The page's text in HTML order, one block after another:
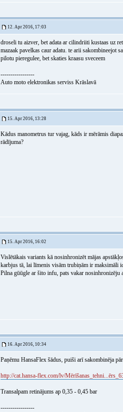
12. Apr 2016, 17:03
droseli tu aizver, bet adata ar cilindriiti kustaas uz
mazaak pavelkas caur adatu. te arii sakombineejot
pilotu pieregulee, bet skaties kraasu sveceem
-----------------
Auto moto elektronikas serviss Krāslavā
15. Apr 2016, 13:28
Kādus manometrus tur vajag, kāds ir mērāmis
rādījuma?
15. Apr 2016, 16:02
Vislētākais variants kā nosinhronizēt mājas
karbjus tā, lai līmenis visām trubiņām ir maksimāli
Pilna gūūgle ar šito infu, pats vakar nosinhronizēju
16. Apr 2016, 10:34
Paņēmu HansaFlex šādus, puiši arī sakombinēja
http://cat.hansa-flex.com/lv/
Transalpam retinājums ap 0,35 - 0,45 bar
-----------------